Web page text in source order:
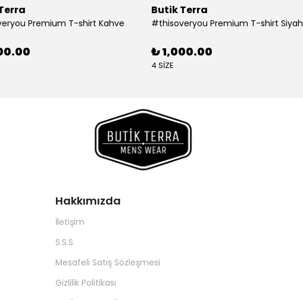
Premium T-shirt Kahve
Butik Terra
#thisoveryou Premium T-shirt Siyah
₺ 1,000.00
4 SİZE
Hakkımızda
İletişim
S.S.S
Mesafeli Satış Sözleşmesi
Gizlilik Politikası